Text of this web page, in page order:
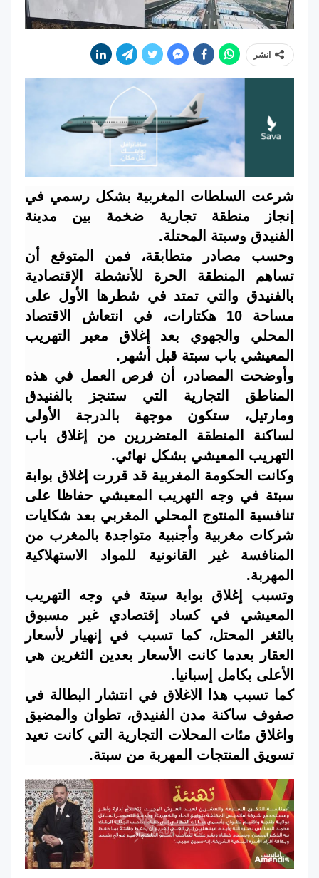
انشر
شرعت السلطات المغربية بشكل رسمي في
إنجاز منطقة تجارية ضخمة بين مدينة
الفنيدق وسبتة المحتلة.
وحسب مصادر متطابقة، فمن المتوقع أن
تساهم المنطقة الحرة للأنشطة الإقتصادية
بالفنيدق والتي تمتد في شطرها الأول على
مساحة 10 هكتارات، في انتعاش الاقتصاد
المحلي والجهوي بعد إغلاق معبر التهريب
المعيشي باب سبتة قبل أشهر.
وأوضحت المصادر، أن فرص العمل في هذه
المناطق التجارية التي ستنجز بالفنيدق
ومارتيل، ستكون موجهة بالدرجة الأولى
لساكنة المنطقة المتضررين من إغلاق باب
التهريب المعيشي بشكل نهائي.
وكانت الحكومة المغربية قد قررت إغلاق بوابة
سبتة في وجه التهريب المعيشي حفاظا على
تنافسية المنتوج المحلي المغربي بعد شكايات
شركات مغربية وأجنبية متواجدة بالمغرب من
المنافسة غير القانونية للمواد الاستهلاكية
المهربة.
وتسبب إغلاق بوابة سبتة في وجه التهريب
المعيشي في كساد إقتصادي غير مسبوق
بالثغر المحتل، كما تسبب في إنهيار لأسعار
العقار بعدما كانت الأسعار بعدين الثغرين هي
الأعلى بكامل إسبانيا.
كما تسبب هذا الاغلاق في انتشار البطالة في
صفوف ساكنة مدن الفنيدق، تطوان والمضيق
واغلاق مئات المحلات التجارية التي كانت تعيد
تسويق المنتجات المهربة من سبتة.